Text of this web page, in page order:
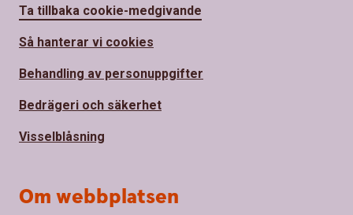
Ta tillbaka cookie-medgivande
Så hanterar vi cookies
Behandling av personuppgifter
Bedrägeri och säkerhet
Visselblåsning
Om webbplatsen